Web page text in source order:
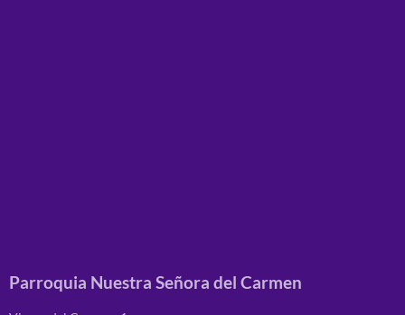
Parroquia Nuestra Señora del Carmen